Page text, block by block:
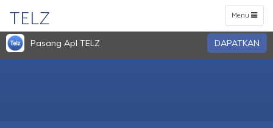
Toggle
navigation
Menu
TELZ
Pasang Apl TELZ DAPATKAN